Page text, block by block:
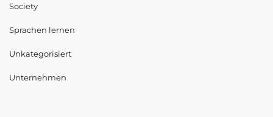
Society
Sprachen lernen
Unkategorisiert
Unternehmen